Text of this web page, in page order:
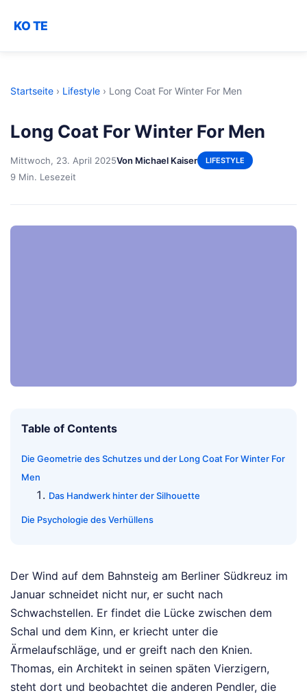
KO TE
Startseite › Lifestyle › Long Coat For Winter For Men
Long Coat For Winter For Men
Mittwoch, 23. April 2025Von Michael Kaiser LIFESTYLE
9 Min. Lesezeit
Table of Contents
Die Geometrie des Schutzes und der Long Coat For Winter For
Men
Das Handwerk hinter der Silhouette
Die Psychologie des Verhüllens
Der Wind auf dem Bahnsteig am Berliner Südkreuz im
Januar schneidet nicht nur, er sucht nach
Schwachstellen. Er findet die Lücke zwischen dem
Schal und dem Kinn, er kriecht unter die
Ärmelaufschläge, und er greift nach den Knien.
Thomas, ein Architekt in seinen späten Vierzigern,
steht dort und beobachtet die anderen Pendler, die